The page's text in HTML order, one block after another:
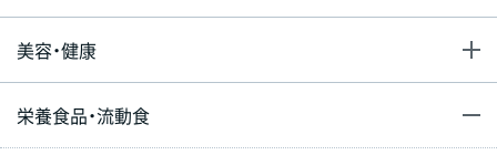
美容・健康
栄養食品・流動食